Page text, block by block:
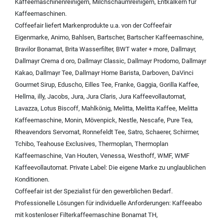
Kaffeemaschinenreinigern, Milchschaumreinigern, Entkalkern für
Kaffeemaschinen.
Coffeefair liefert Markenprodukte u.a. von derCoffeefair
Eigenmarke, Animo, Bahlsen, Bartscher, Bartscher Kaffeemaschine,
Bravilor Bonamat, Brita Wasserfilter, BWT water + more, Dallmayr,
Dallmayr Crema d oro, Dallmayr Classic, Dallmayr Prodomo, Dallmayr
Kakao, Dallmayr Tee, Dallmayr Home Barista, Darboven, DaVinci
Gourmet Sirup, Eduscho, Eilles Tee, Franke, Gaggia, Gorilla Kaffee,
Hellma, illy, Jacobs, Jura, Jura Claris, Jura Kaffeevollautomat,
Lavazza, Lotus Biscoff, Mahlkönig, Melitta, Melitta Kaffee, Melitta
Kaffeemaschine, Monin, Mövenpick, Nestle, Nescafe, Pure Tea,
Rheavendors Servomat, Ronnefeldt Tee, Satro, Schaerer, Schirmer,
Tchibo, Teahouse Exclusives, Thermoplan, Thermoplan
Kaffeemaschine, Van Houten, Venessa, Westhoff, WMF, WMF
Kaffeevollautomat. Private Label: Die eigene Marke zu unglaublichen
Konditionen.
Coffeefair ist der Spezialist für den gewerblichen Bedarf.
Professionelle Lösungen für individuelle Anforderungen: Kaffeeabo
mit kostenloser Filterkaffeemaschine Bonamat TH,